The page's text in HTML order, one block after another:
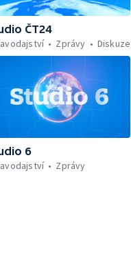
ČT24
Zprávy Diskuze
6
Zprávy